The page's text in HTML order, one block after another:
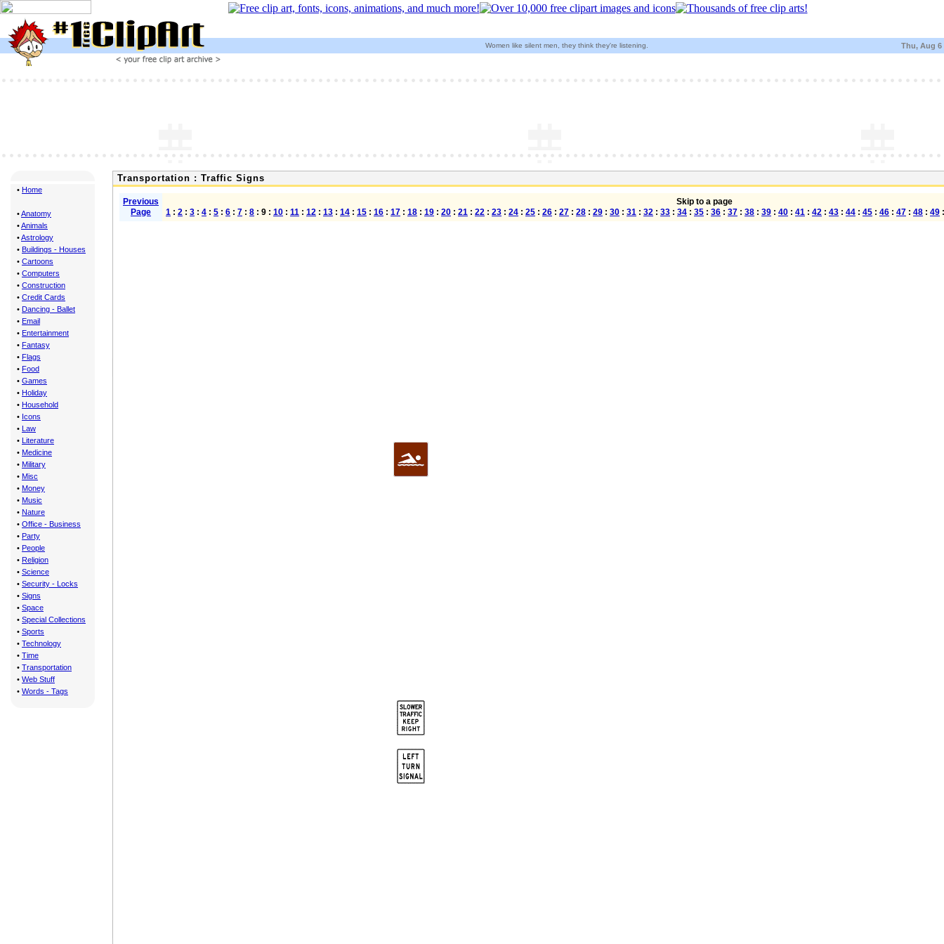
Women like silent men, they think they're listening. Thu, Aug 6
• Home
•Anatomy
•Animals
•Astrology
• Buildings - Houses
• Cartoons
• Computers
• Construction
• Credit Cards
• Dancing - Ballet
• Email
• Entertainment
• Fantasy
• Flags
• Food
• Games
• Holiday
• Household
• Icons
• Law
• Literature
• Medicine
• Military
• Misc
• Money
• Music
• Nature
• Office - Business
• Party
• People
• Religion
• Science
• Security - Locks
• Signs
• Space
• Special Collections
• Sports
• Technology
• Time
• Transportation
• Web Stuff
• Words - Tags
Transportation : Traffic Signs
Previous
Page
Skip to a page
1 : 2 : 3 : 4 : 5 : 6 : 7 : 8 : 9 : 10 : 11 : 12 : 13 : 14 : 15 : 16 : 17 : 18 : 19 : 20 : 21 : 22 : 23 : 24 : 25 : 26 : 27 : 28 : 29 : 30 : 31 : 32 : 33 : 34 : 35 : 36 : 37 : 38 : 39 : 40 : 41 : 42 : 43 : 44 : 45 : 46 : 47 : 48 : 49